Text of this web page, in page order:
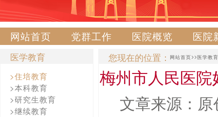
网站首页 党群工作 医院概览 医院
医学教育
>住培教育
>本科教育
>研究生教育
>继续教育
您现在的位置： 网站首页>>医学教育
梅州市人民医
文章来源：原